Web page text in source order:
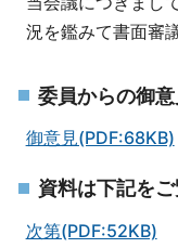
況を鑑みて書面審
委員からの御
御意見(PDF:68KB)
資料は下記を
次第(PDF:52KB)